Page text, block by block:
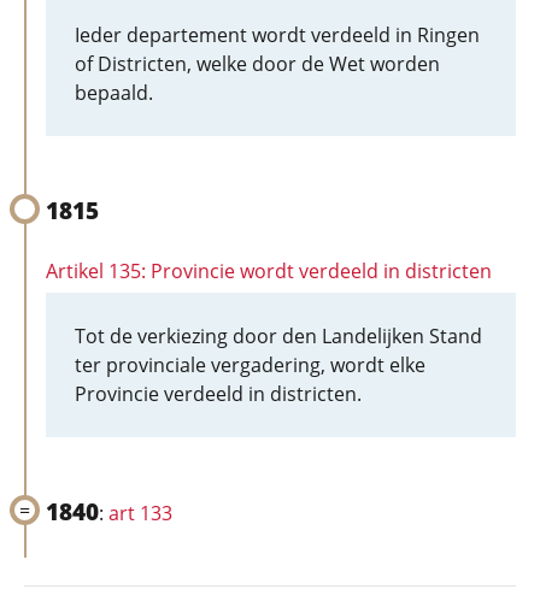
Ieder departement wordt verdeeld in Ringen
of Districten, welke door de Wet worden
bepaald.
1815
Artikel 135: Provincie wordt verdeeld in districten
Tot de verkiezing door den Landelijken Stand
ter provinciale vergadering, wordt elke
Provincie verdeeld in districten.
1840: art 133